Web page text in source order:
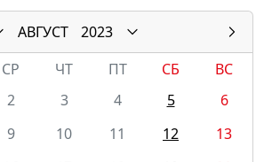
АВГУСТ
2023
СР ЧТ ПТ СБ
ВС
2 3 4 5
6
9 10 11 12
13